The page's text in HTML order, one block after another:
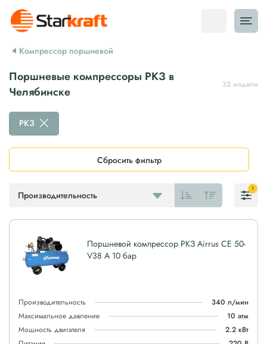
Компрессор поршневой
Поршневые компрессоры РКЗ в
Челябинске
32 модели
Производительность
РКЗ
Сбросить фильтр
1
Поршневой компрессор РКЗ Airrus CE 50-
V38 A 10 бар
Производительность
340 л/мин
Максимальное давление
10 атм
Мощность двигателя
2.2 кВт